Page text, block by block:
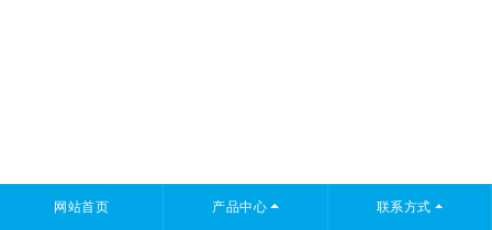
网站首页 产品中心 联系方式